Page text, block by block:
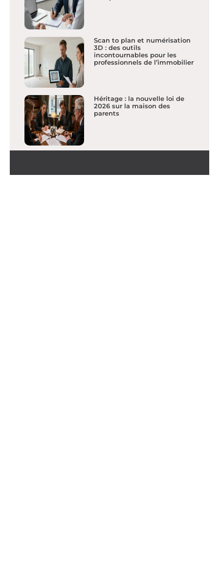
Scan to plan et numérisation
3D : des outils
incontournables pour les
professionnels de l’immobilier
Héritage : la nouvelle loi de
2026 sur la maison des
parents